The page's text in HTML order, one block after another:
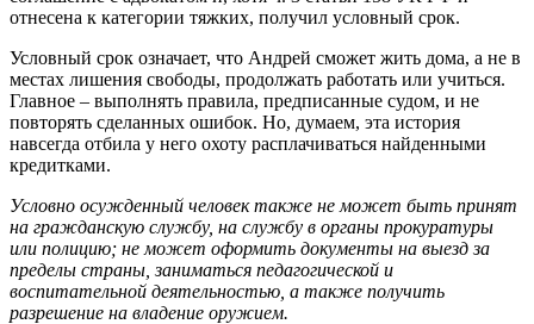
отнесена к категории тяжких, получил условный срок.
Условный срок означает, что Андрей сможет жить дома, а не в
местах лишения свободы, продолжать работать или учиться.
Главное – выполнять правила, предписанные судом, и не
повторять сделанных ошибок. Но, думаем, эта история
навсегда отбила у него охоту расплачиваться найденными
кредитками.
Условно осужденный человек также не может быть принят
на гражданскую службу, на службу в органы прокуратуры
или полицию; не может оформить документы на выезд за
пределы страны, заниматься педагогической и
воспитательной деятельностью, а также получить
разрешение на владение оружием.